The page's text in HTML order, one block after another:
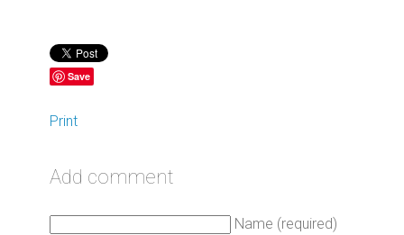
Save
Print
Add comment
Name (required)